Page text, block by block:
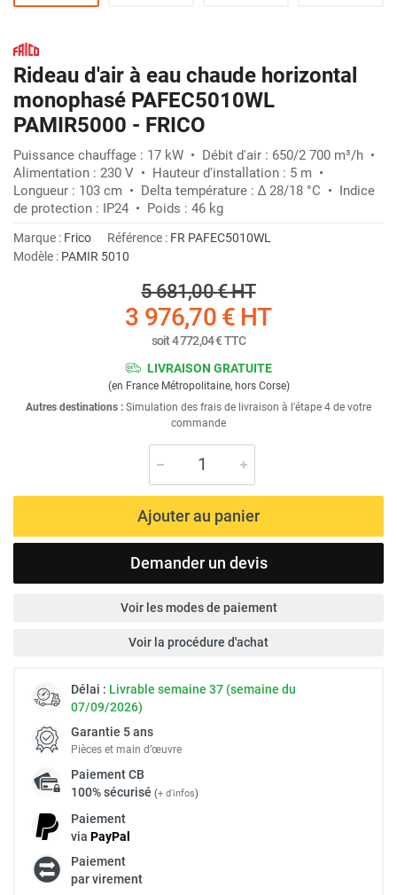
Rideau d'air à eau chaude horizontal
monophasé PAFEC5010WL
PAMIR5000 - FRICO
Puissance chauffage : 17 kW • Débit d'air : 650/2 700 m³/h •
Alimentation : 230 V • Hauteur d'installation : 5 m •
Longueur : 103 cm • Delta température : ∆ 28/18 °C • Indice
de protection : IP24 • Poids : 46 kg
Marque : Frico Référence : FR PAFEC5010WL
Modèle : PAMIR 5010
5 681,00 €HT
3 976,70 € HT
soit4 772,04 €TTC
LIVRAISON GRATUITE
(en France Métropolitaine, hors Corse)
Autres destinations : Simulation des frais de livraison à l'étape 4 de votre
commande
Ajouter au panier
Demander un devis
Voir les modes de paiement
Voir la procédure d'achat
Délai : Livrable semaine 37 (semaine du
07/09/2026)
Garantie 5 ans
Pièces et main d’œuvre
PaiementCB
100% sécurisé (+ d'infos)
Paiement
via PayPal
Paiement
par virement